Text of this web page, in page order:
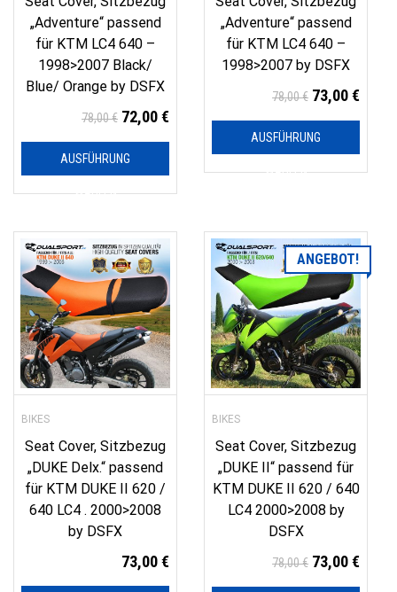
„Adventure“ passend
für KTM LC4 640 –
1998>2007 Black/
Blue/ Orange by DSFX
78,00€ 72,00€
AUSFÜHRUNG
WÄHLEN
„Adventure“ passend
für KTM LC4 640 –
1998>2007 by DSFX
78,00€ 73,00€
AUSFÜHRUNG
WÄHLEN
BIKES
Seat Cover, Sitzbezug
„DUKE Delx.“ passend
für KTM DUKE II 620 /
640 LC4 . 2000>2008
by DSFX
73,00€
ANGEBOT!
BIKES
Seat Cover, Sitzbezug
„DUKE II“ passend für
KTM DUKE II 620 / 640
LC4 2000>2008 by
DSFX
78,00€ 73,00€